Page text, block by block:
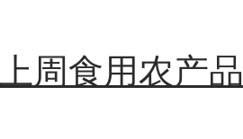
周食用农产